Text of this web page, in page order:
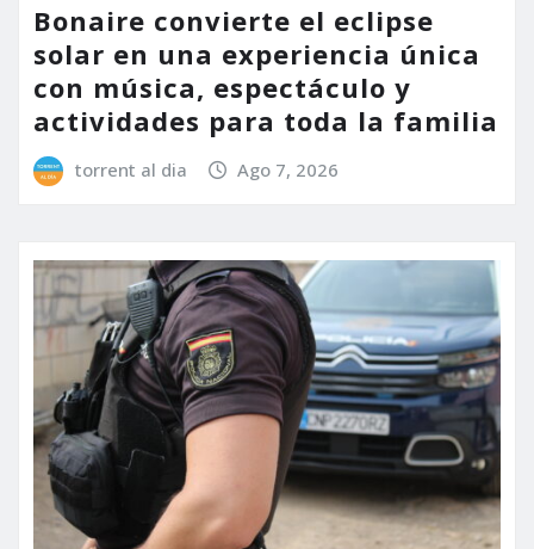
Bonaire convierte el eclipse
solar en una experiencia única
con música, espectáculo y
actividades para toda la familia
torrent al dia Ago 7, 2026